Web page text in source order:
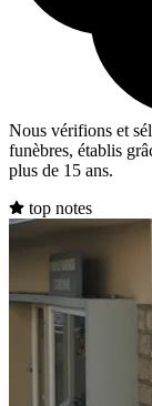
Nous vérifions et
funèbres, établis
plus de 15 ans.
top notes